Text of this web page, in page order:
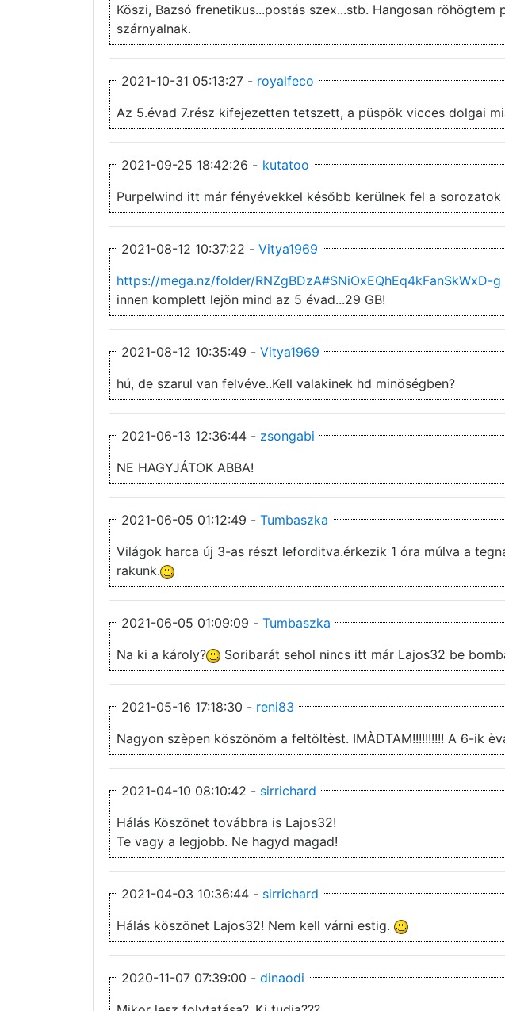
Köszi, Bazsó frenetikus...postás szex...stb. Hangosan
szárnyalnak.
2021-10-31 05:13:27 - royalfeco
Az 5.évad 7.rész kifejezetten tetszett, a püspök
2021-09-25 18:42:26 - kutatoo
Purpelwind itt már fényévekkel később kerülnek fel a sorozatok
2021-08-12 10:37:22 - Vitya1969
https://mega.nz/folder/RNZgBDzA#SNiOxEQhEq4kFanSkWxD-g
innen komplett lejön mind az 5 évad...29 GB!
2021-08-12 10:35:49 - Vitya1969
hú, de szarul van felvéve..Kell valakinek hd minöségben?
2021-06-13 12:36:44 - zsongabi
NE HAGYJÁTOK ABBA!
2021-06-05 01:12:49 - Tumbaszka
Világok harca új 3-as részt leforditva.érkezik 1 óra múlva a
rakunk.
2021-06-05 01:09:09 - Tumbaszka
Na ki a károly? Soribarát sehol nincs itt már Lajos32 be
2021-05-16 17:18:30 - reni83
Nagyon szèpen köszönöm a feltöltèst. IMÀDTAM!!!!!!!!!! A 6-ik
2021-04-10 08:10:42 - sirrichard
Hálás Köszönet továbbra is Lajos32!
Te vagy a legjobb. Ne hagyd magad!
2021-04-03 10:36:44 - sirrichard
Hálás köszönet Lajos32! Nem kell várni estig.
2020-11-07 07:39:00 - dinaodi